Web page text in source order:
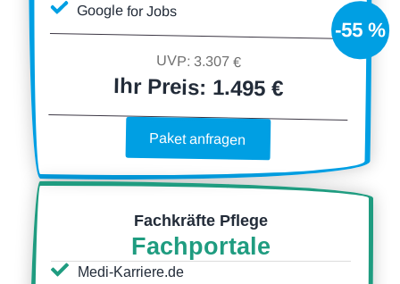
Google for Jobs
-55 %
UVP: 3.307 €
Ihr Preis: 1.495 €
Paket anfragen
Fachkräfte Pflege
Fachportale
Medi-Karriere.de